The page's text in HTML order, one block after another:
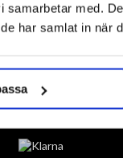
med.
har samlat in när